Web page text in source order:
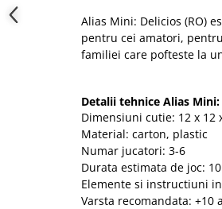
Alias Mini: Delicios (RO)
pentru cei amatori,
familiei care pofteste la
Detalii tehnice Alias Mini:
Dimensiuni cutie: 12 x 12
Material: carton, plastic
Numar jucatori: 3-6
Durata estimata de joc:
Elemente si instructiuni
Varsta recomandata: +10